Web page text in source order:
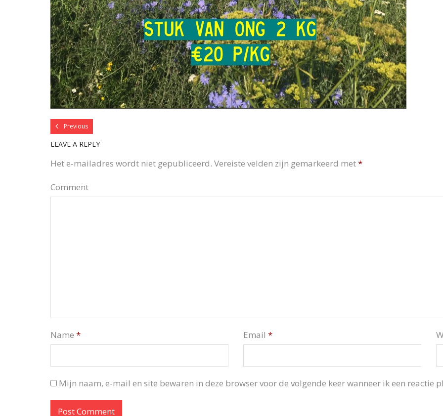
Previous
LEAVE A REPLY
Het e-mailadres wordt niet gepubliceerd. Vereiste velden zijn gemarkeerd met*
Comment
Name * Email *
Mijn naam, e-mail en site bewaren in deze browser voor de volgende keer wanneer ik een reactie